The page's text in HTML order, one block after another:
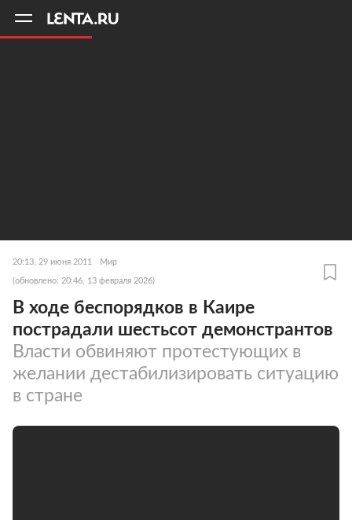
20:13, 29 июня 2011 Мир
(обновлено: 20:46, 13 февраля 2026)
В ходе беспорядков в Каире
пострадали шестьсот демонстрантов
Власти обвиняют протестующих в
желании дестабилизировать ситуацию
в стране